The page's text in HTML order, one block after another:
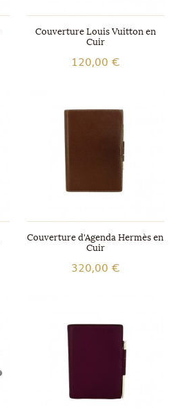
Couverture Louis Vuitton en
Cuir
120,00 €
Couverture d'Agenda Hermès en
Cuir
320,00 €